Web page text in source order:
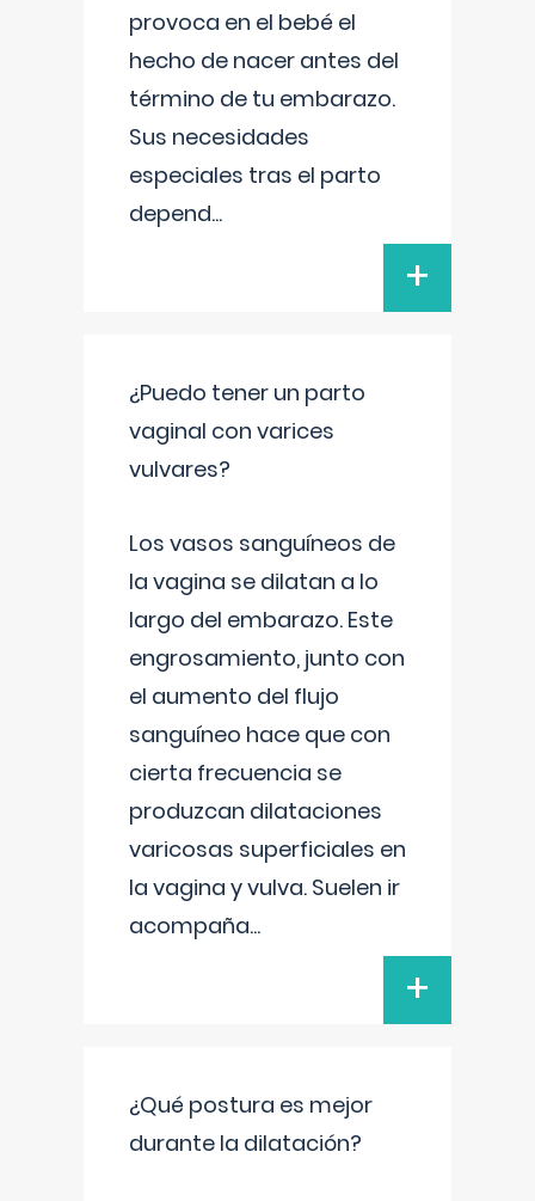
provoca en el bebé el
hecho de nacer antes del
término de tu embarazo.
Sus necesidades
especiales tras el parto
depend...
+
¿Puedo tener un parto
vaginal con varices
vulvares?
Los vasos sanguíneos de
la vagina se dilatan a lo
largo del embarazo. Este
engrosamiento, junto con
el aumento del flujo
sanguíneo hace que con
cierta frecuencia se
produzcan dilataciones
varicosas superficiales en
la vagina y vulva. Suelen ir
acompaña...
+
¿Qué postura es mejor
durante la dilatación?